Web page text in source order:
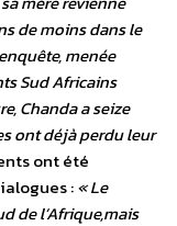
de moins dans le
menée
Sud Africains
Chanda a seize
ont déjà perdu leur
ont été
:« Le
de l’Afrique,mais